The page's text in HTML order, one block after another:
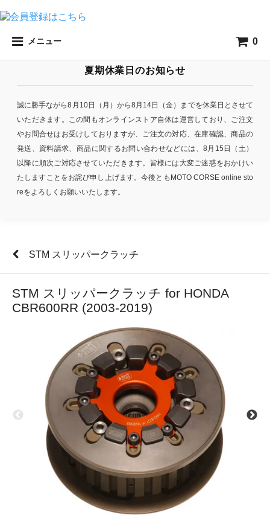
メニュー 0
夏期休業日のお知らせ
誠に勝手ながら8月10日（月）から8月14日（金）までを休業日とさせて
いただきます。この間もオンラインストア自体は運営しており、ご注文
やお問合せはお受けしておりますが、ご注文の対応、在庫確認、商品の
発送、資料請求、商品に関するお問い合わせなどには、8月15日（土）
以降に順次ご対応させていただきます。皆様には大変ご迷惑をおかけい
たしますことをお詫び申し上げます。今後ともMOTO CORSE online sto
reをよろしくお願いいたします。
STM スリッパークラッチ
STM スリッパークラッチ for HONDA
CBR600RR (2003-2019)